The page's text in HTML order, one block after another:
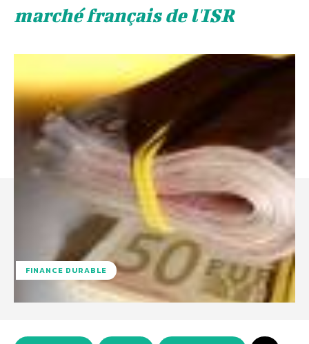
marché français de l'ISR
FINANCE DURABLE